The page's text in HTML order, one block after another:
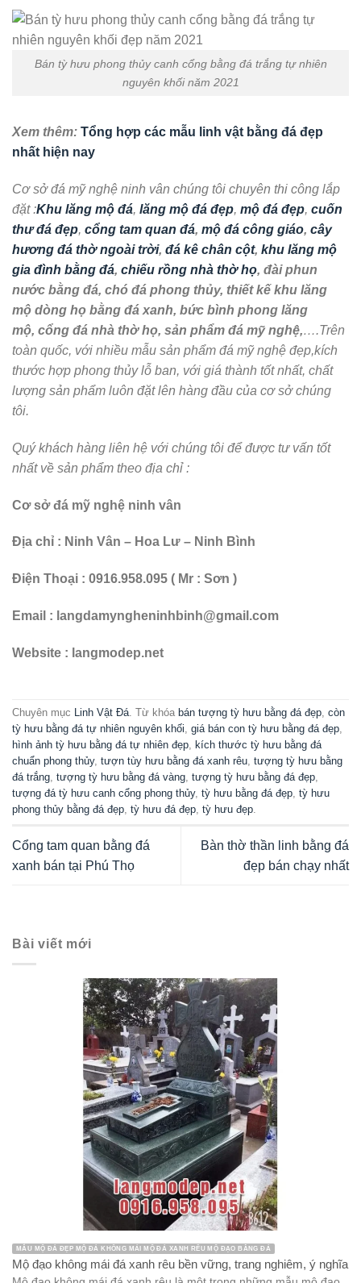
Bán tỳ hưu phong thủy canh cổng bằng đá trắng tự nhiên
nguyên khối năm 2021
Xem thêm: Tổng hợp các mẫu linh vật bằng đá đẹp
nhất hiện nay
Cơ sở đá mỹ nghệ ninh vân chúng tôi chuyên thi công lắp
đặt :Khu lăng mộ đá, lăng mộ đá đẹp, mộ đá đẹp, cuốn
thư đá đẹp, cổng tam quan đá, mộ đá công giáo, cây
hương đá thờ ngoài trời, đá kê chân cột, khu lăng mộ
gia đình bằng đá, chiếu rồng nhà thờ họ, đài phun
nước bằng đá, chó đá phong thủy, thiết kế khu lăng
mộ dòng họ bằng đá xanh, bức bình phong lăng
mộ, cổng đá nhà thờ họ, sản phẩm đá mỹ nghệ,….Trên
toàn quốc, với nhiều mẫu sản phẩm đá mỹ nghệ đẹp,kích
thước hợp phong thủy lỗ ban, với giá thành tốt nhất, chất
lượng sản phẩm luôn đặt lên hàng đầu của cơ sở chúng
tôi.
Quý khách hàng liên hệ với chúng tôi để được tư vấn tốt
nhất về sản phẩm theo địa chỉ :
Cơ sở đá mỹ nghệ ninh vân
Địa chỉ : Ninh Vân – Hoa Lư – Ninh Bình
Điện Thoại : 0916.958.095 ( Mr : Sơn )
Email : langdamyngheninhbinh@gmail.com
Website : langmodep.net
Chuyên mục Linh Vật Đá. Từ khóa bán tượng tỳ hưu bằng đá đẹp, còn
tỳ hưu bằng đá tự nhiên nguyên khối, giá bán con tỳ hưu bằng đá đẹp,
hình ảnh tỳ hưu bằng đá tự nhiên đẹp, kích thước tỳ hưu bằng đá
chuẩn phong thủy, tượn tùy hưu bằng đá xanh rêu, tượng tỳ hưu bằng
đá trắng, tượng tỳ hưu bằng đá vàng, tượng tỳ hưu bằng đá đẹp,
tượng đá tỳ hưu canh cổng phong thủy, tỳ hưu bằng đá đẹp, tỳ hưu
phong thủy bằng đá đẹp, tỳ hưu đá đẹp, tỳ hưu đẹp.
Cổng tam quan bằng đá
xanh bán tại Phú Thọ
Bàn thờ thần linh bằng đá
đẹp bán chạy nhất
Bài viết mới
MẪU MỘ ĐÁ ĐẸP MỘ ĐÁ KHÔNG MÁI MỘ ĐÁ XANH RÊU MỘ ĐẠO BẰNG ĐÁ
Mộ đạo không mái đá xanh rêu bền vững, trang nghiêm, ý nghĩa